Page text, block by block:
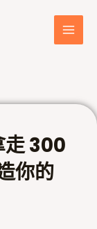
走 300
你的